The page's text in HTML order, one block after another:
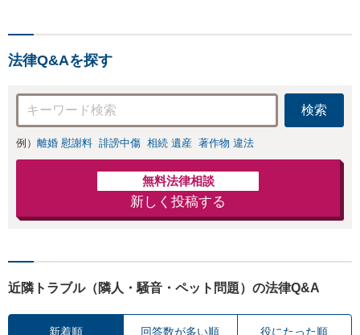
法律Q&Aを探す
検索
例） 離婚 慰謝料 誹謗中傷 相続 遺産 著作物 違法
無料法律相談
新しく投稿する
近隣トラブル（隣人・騒音・ペット問題）の法律Q&A
新着順 回答数が多い順 役にたった順